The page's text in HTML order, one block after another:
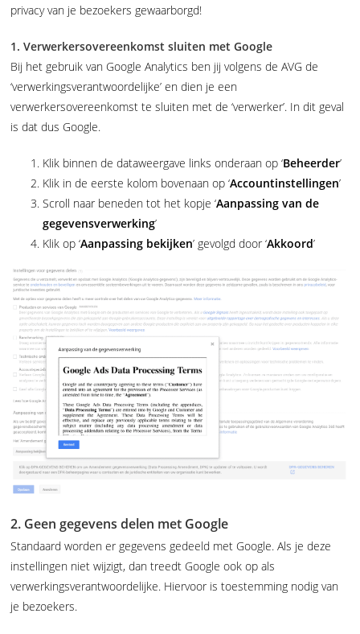
privacy van je bezoekers gewaarborgd!
1. Verwerkersovereenkomst sluiten met Google
Bij het gebruik van Google Analytics ben jij volgens de AVG de
‘verwerkingsverantwoordelijke’ en dien je een
verwerkersovereenkomst te sluiten met de ‘verwerker’. In dit geval
is dat dus Google.
Klik binnen de dataweergave links onderaan op ‘Beheerder’
Klik in de eerste kolom bovenaan op ‘Accountinstellingen’
Scroll naar beneden tot het kopje ‘Aanpassing van de
gegevensverwerking’
Klik op ‘Aanpassing bekijken’ gevolgd door ‘Akkoord’
2. Geen gegevens delen met Google
Standaard worden er gegevens gedeeld met Google. Als je deze
instellingen niet wijzigt, dan treedt Google ook op als
verwerkingsverantwoordelijke. Hiervoor is toestemming nodig van
je bezoekers.